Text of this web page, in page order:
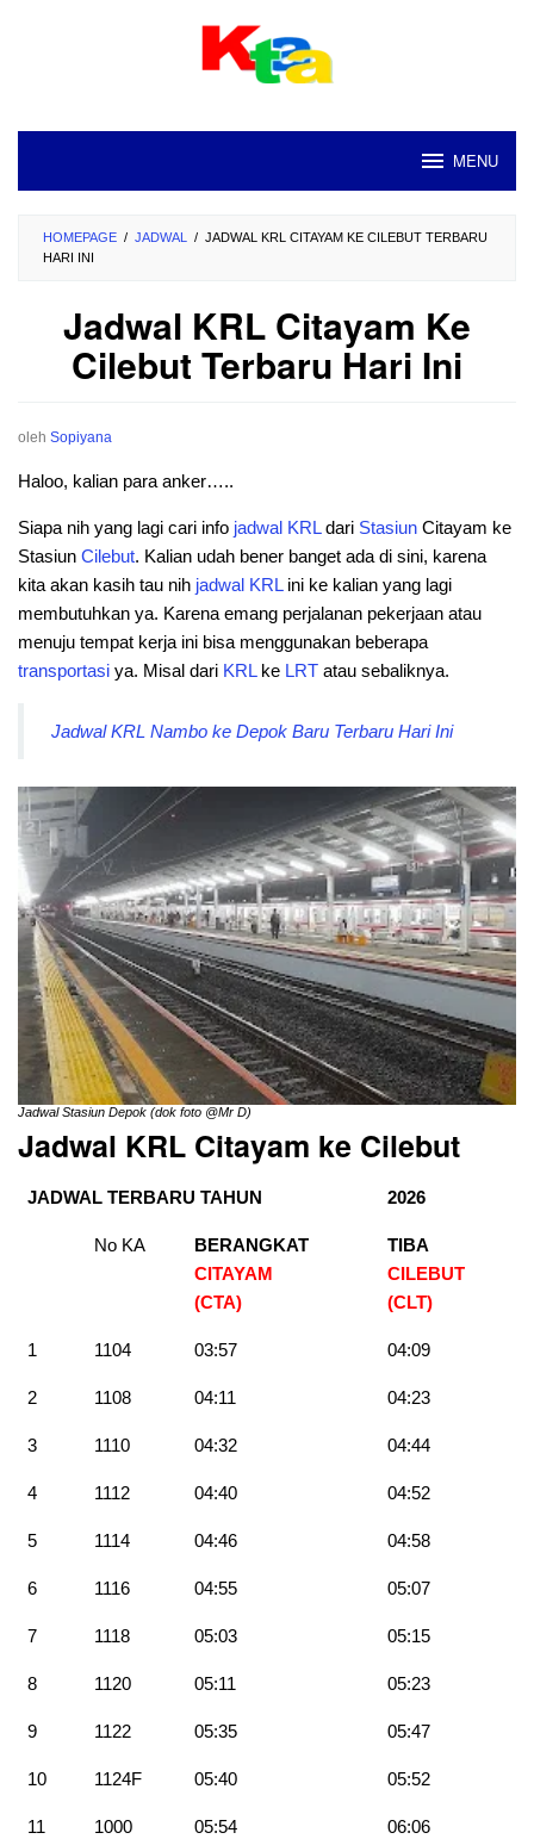
MENU
HOMEPAGE / JADWAL / JADWAL KRL CITAYAM KE CILEBUT TERBARU
HARI INI
Jadwal KRL Citayam Ke
Cilebut Terbaru Hari Ini
oleh Sopiyana
Haloo, kalian para anker…..
Siapa nih yang lagi cari info jadwal KRLdari Stasiun Citayam ke
Stasiun Cilebut. Kalian udah bener banget ada di sini, karena
kita akan kasih tau nih jadwal KRLini ke kalian yang lagi
membutuhkan ya. Karena emang perjalanan pekerjaan atau
menuju tempat kerja ini bisa menggunakan beberapa
transportasi ya. Misal dari KRLke LRT atau sebaliknya.
Jadwal KRL Nambo ke Depok Baru Terbaru Hari Ini
Jadwal Stasiun Depok (dok foto @Mr D)
Jadwal KRL Citayam ke Cilebut
JADWAL TERBARU TAHUN 2026
No KA
BERANGKAT
CITAYAM
(CTA)
TIBA
CILEBUT
(CLT)
1 1104 03:57 04:09
2 1108 04:11 04:23
3 1110 04:32 04:44
4 1112 04:40 04:52
5 1114 04:46 04:58
6 1116 04:55 05:07
7 1118 05:03 05:15
8 1120 05:11 05:23
9 1122 05:35 05:47
10 1124F 05:40 05:52
11 1000 05:54 06:06